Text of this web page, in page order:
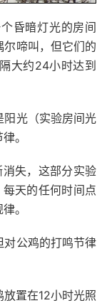
昏暗灯光的房间
啼叫，但它们的
大约24小时达到
阳光（实验房间光
。
失，这部分实验
天的任何时间点
。
对公鸡的打鸣节律
置在12小时光照